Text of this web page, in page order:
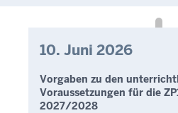
10. Juni 2026
Vorgaben zu den
Voraussetzungen für die
2027/2028